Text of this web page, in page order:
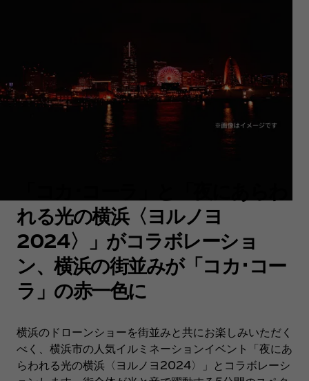
れる光の横浜〈ヨルノヨ
2024〉」がコラボレーショ
ン、横浜の街並みが「コカ･コー
ラ」の赤一色に
横浜のドローンショーを街並みと共にお楽しみいただく
べく、横浜市の人気イルミネーションイベント「夜にあ
らわれる光の横浜〈ヨルノヨ2024〉」とコラボレーシ